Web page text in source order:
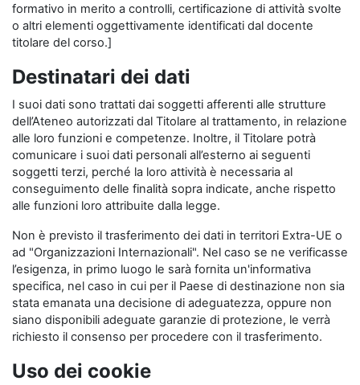
formativo in merito a controlli, certificazione di attività svolte
o altri elementi oggettivamente identificati dal docente
titolare del corso.]
Destinatari dei dati
I suoi dati sono trattati dai soggetti afferenti alle strutture
dell’Ateneo autorizzati dal Titolare al trattamento, in relazione
alle loro funzioni e competenze. Inoltre, il Titolare potrà
comunicare i suoi dati personali all’esterno ai seguenti
soggetti terzi, perché la loro attività è necessaria al
conseguimento delle finalità sopra indicate, anche rispetto
alle funzioni loro attribuite dalla legge.
Non è previsto il trasferimento dei dati in territori Extra-UE o
ad "Organizzazioni Internazionali". Nel caso se ne verificasse
l’esigenza, in primo luogo le sarà fornita un'informativa
specifica, nel caso in cui per il Paese di destinazione non sia
stata emanata una decisione di adeguatezza, oppure non
siano disponibili adeguate garanzie di protezione, le verrà
richiesto il consenso per procedere con il trasferimento.
Uso dei cookie